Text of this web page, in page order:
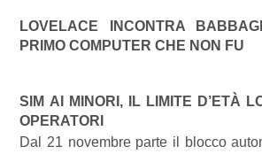
LOVELACE INCONTRA
PRIMO COMPUTER CHE NON FU
SIM AI MINORI, IL LIMITE D’ETÀ
OPERATORI
Dal 21 novembre parte il blocco